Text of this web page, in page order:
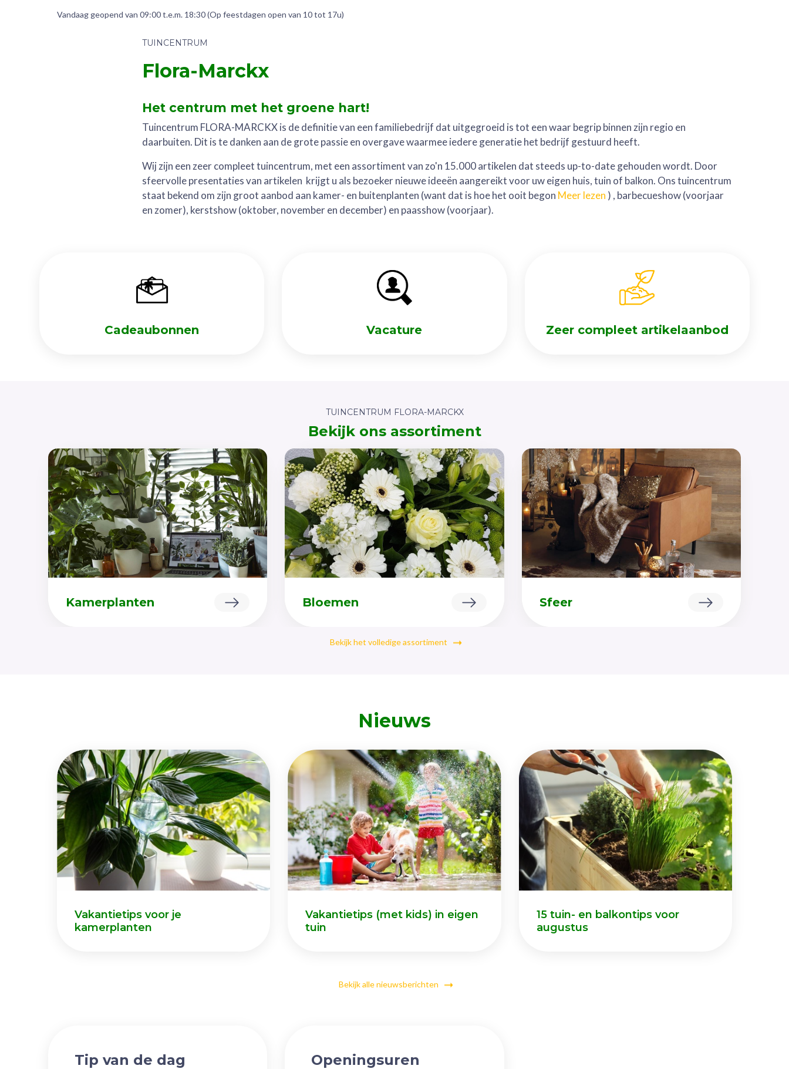
Vandaag geopend van 09:00t.e.m. 18:30(Op feestdagen open van 10 tot 17u)
TUINCENTRUM
Flora-Marckx
Het centrum met het groene hart!
Tuincentrum FLORA-MARCKX is de definitie van een familiebedrijf dat uitgegroeid is tot een waar begrip binnen zijn regio en
daarbuiten. Dit is te danken aan de grote passie en overgave waarmee iedere generatie het bedrijf gestuurd heeft.
Wij zijn een zeer compleet tuincentrum, met een assortiment van zo'n 15.000 artikelen dat steeds up-to-date gehouden wordt. Door
sfeervolle presentaties van artikelen krijgt u als bezoeker nieuwe ideeën aangereikt voor uw eigen huis, tuin of balkon. Ons tuincentrum
staat bekend om zijn groot aanbod aan kamer- en buitenplanten (want dat is hoe het ooit begon Meer lezen ) , barbecueshow (voorjaar
en zomer), kerstshow (oktober, november en december) en paasshow (voorjaar).
Cadeaubonnen Vacature Zeer compleet artikelaanbod
TUINCENTRUM FLORA-MARCKX
Bekijk ons assortiment
Kamerplanten Bloemen Sfeer
Bekijk het volledige assortiment
Nieuws
Vakantietips voor je
kamerplanten
Vakantietips (met kids) in eigen
tuin
15 tuin- en balkontips voor
augustus
Bekijk alle nieuwsberichten
Tip van de dag Openingsuren